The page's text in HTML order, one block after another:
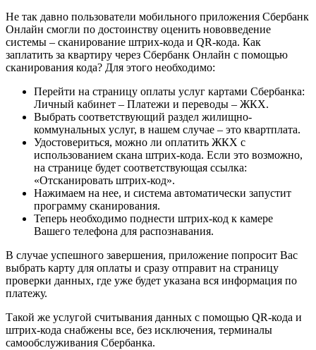
Не так давно пользователи мобильного приложения Сбербанк
Онлайн смогли по достоинству оценить нововведение
системы – сканирование штрих-кода и QR-кода. Как
заплатить за квартиру через Сбербанк Онлайн с помощью
сканирования кода? Для этого необходимо:
Перейти на страницу оплаты услуг картами Сбербанка:
Личный кабинет – Платежи и переводы – ЖКХ.
Выбрать соответствующий раздел жилищно-
коммунальных услуг, в нашем случае – это квартплата.
Удостовериться, можно ли оплатить ЖКХ с
использованием скана штрих-кода. Если это возможно,
на странице будет соответствующая ссылка:
«Отсканировать штрих-код».
Нажимаем на нее, и система автоматически запустит
программу сканирования.
Теперь необходимо поднести штрих-код к камере
Вашего телефона для распознавания.
В случае успешного завершения, приложение попросит Вас
выбрать карту для оплаты и сразу отправит на страницу
проверки данных, где уже будет указана вся информация по
платежу.
Такой же услугой считывания данных с помощью QR-кода и
штрих-кода снабжены все, без исключения, терминалы
самообслуживания Сбербанка.